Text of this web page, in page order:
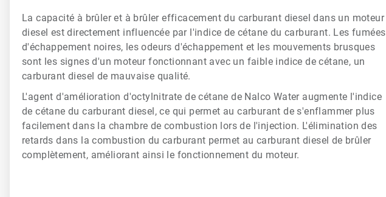
La capacité à brûler et à brûler efficacement du carburant diesel dans un moteur
diesel est directement influencée par l'indice de cétane du carburant. Les fumées
d'échappement noires, les odeurs d'échappement et les mouvements brusques
sont les signes d'un moteur fonctionnant avec un faible indice de cétane, un
carburant diesel de mauvaise qualité.
L'agent d'amélioration d'octylnitrate de cétane de Nalco Water augmente l'indice
de cétane du carburant diesel, ce qui permet au carburant de s'enflammer plus
facilement dans la chambre de combustion lors de l'injection. L'élimination des
retards dans la combustion du carburant permet au carburant diesel de brûler
complètement, améliorant ainsi le fonctionnement du moteur.